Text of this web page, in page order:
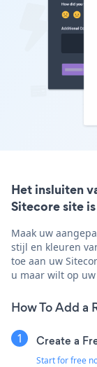
Het insluiten
Sitecore site
Maak uw
stijl en kleuren
toe aan uw
u maar wilt op
How To Add a
Create a
Start for free